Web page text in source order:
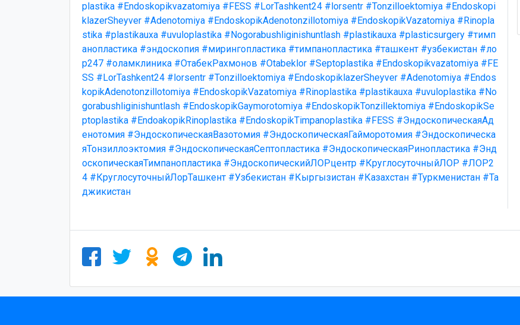
plastika #Endoskopikvazatomiya #FESS #LorTashkent24 #lorsentr #Tonzilloektomiya #Endoskopi
klazerSheyver #Adenotomiya #EndoskopikAdenotonzillotomiya #EndoskopikVazatomiya #Rinopla
stika #plastikauxa #uvuloplastika #Nogorabushliginishuntlash #plastikauxa #plasticsurgery #тимп
анопластика #эндоскопия #мирингопластика #тимпанопластика #ташкент #узбекистан #ло
р247 #оламклиника #ОтабекРахмонов #Otabeklor #Septoplastika #Endoskopikvazatomiya #FE
SS #LorTashkent24 #lorsentr #Tonzilloektomiya #EndoskopiklazerSheyver #Adenotomiya #Endos
kopikAdenotonzillotomiya #EndoskopikVazatomiya #Rinoplastika #plastikauxa #uvuloplastika #No
gorabushliginishuntlash #EndoskopikGaymorotomiya #EndoskopikTonzillektomiya #EndoskopikSe
ptoplastika #EndoakopikRinoplastika #EndoskopikTimpanoplastika #FESS #ЭндоскопическаяАд
енотомия #ЭндоскопическаяВазотомия #ЭндоскопическаяГайморотомия #Эндоскопическа
яТонзиллоэктомия #ЭндоскопическаяСептопластика #ЭндоскопическаяРинопластика #Энд
оскопическаяТимпанопластика #ЭндоскопическийЛОРцентр #КруглосуточныйЛОР #ЛОР2
4 #КруглосуточныйЛорТашкент #Узбекистан #Кыргызистан #Казахстан #Туркменистан #Та
джикистан